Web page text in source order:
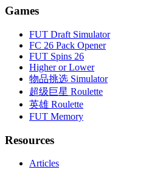
Games
FUT Draft Simulator
FC 26 Pack Opener
FUT Spins 26
Higher or Lower
物品挑选 Simulator
超级巨星 Roulette
英雄 Roulette
FUT Memory
Resources
Articles